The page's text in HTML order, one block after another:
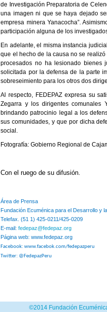
de Investigación Preparatoria de
una imagen ni que se haya dejado
empresa minera Yanacocha”.
participación alguna de los
En adelante, el misma instancia
que el hecho de la causa no se
procesados no ha lesionado bienes
solicitada por la defensa de la parte
sobreseimiento para los otros dos
Al respecto, FEDEPAZ expresa su
Zegarra y los dirigentes comunales
brindando patrocinio legal a los
sus comunidades, y que por dicha
social.
Fotografía: Gobierno Regional de
Con el ruego de su difusión.
Área de Prensa
Fundación Ecuménica para el Desarrollo y
Telefax. (51 1) 425-0211/425-0209
E-mail:fedepaz@fedepaz.org
Página web: www.fedepaz.org
Facebook: www.facebok.com/fedepazperu
Twitter: @FedepazPeru
©2014 Fundación